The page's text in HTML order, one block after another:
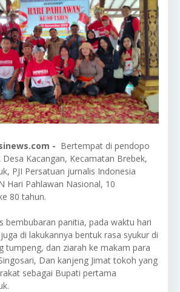
- Bertempat di pendopo
Kacangan, Kecamatan Brebek,
PJI Persatuan jurnalis Indonesia
Hari Pahlawan Nasional, 10
80 tahun.
bembubaran panitia, pada waktu hari
di lakukannya bentuk rasa syukur di
tumpeng, dan ziarah ke makam para
Dan kanjeng Jimat tokoh yang
sebagai Bupati pertama